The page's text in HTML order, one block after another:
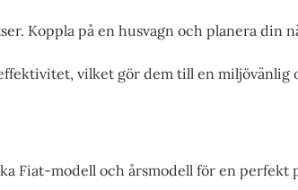
Koppla på en husvagn och planera din
vilket gör dem till en miljövänlig
Fiat-modell och årsmodell för en perfekt